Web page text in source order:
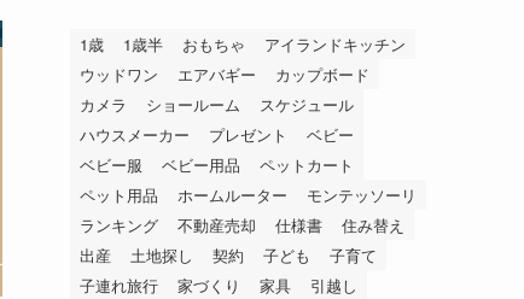
1歳 1歳半 おもちゃ
アイランドキッチン
ウッドワン
エアバギー
カップボード
カメラ
ショールーム
スケジュール
ハウスメーカー
プレゼント
ベビー
ベビー服
ベビー用品
ペットカート
ペット用品
ホームルーター
モンテッソーリ
ランキング
不動産売却 仕様書
住み替え
出産
土地探し 契約 子ども
子育て
子連れ旅行
家づくり 家具
引越し